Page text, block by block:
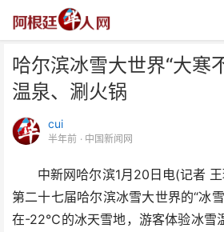
哈尔滨冰雪大世界“大寒
温泉、涮火锅
cui
半年前 · 中国新闻网
中新网哈尔滨1月20日电(记者 王
第二十七届哈尔滨冰雪大世界的“冰
在-22℃的冰天雪地，游客体验冰雪
哈尔滨冰雪大世界“大寒不寒”
客泡温泉、涮火锅